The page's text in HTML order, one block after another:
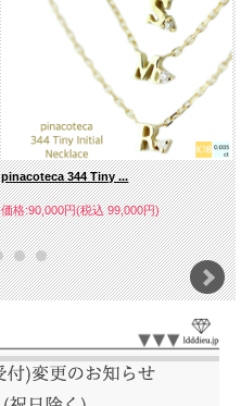
pinacoteca 344 Tiny ...
価格:90,000円(税込 99,000円)